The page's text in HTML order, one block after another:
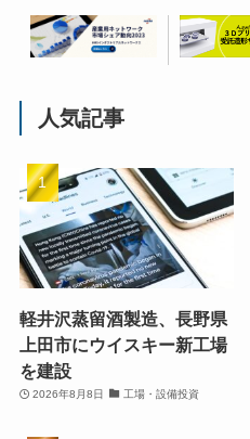
人気記事
軽井沢蒸留酒製造、長野県
上田市にウイスキー新工場
を建設
2026年8月8日 工場・設備投資